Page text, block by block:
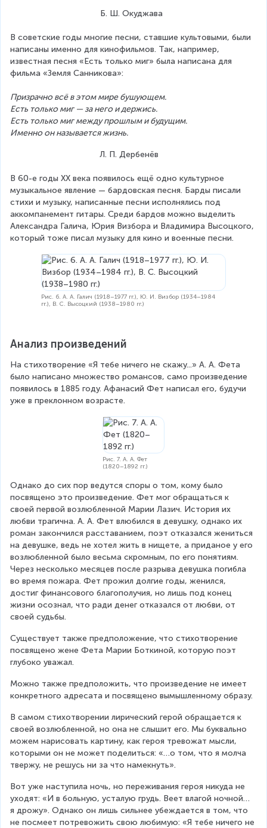
Б. Ш. Окуджава
В советские годы многие песни, ставшие культовыми, были
написаны именно для кинофильмов. Так, например,
известная песня «Есть только миг» была написана для
фильма «Земля Санникова»:
Призрачно всё в этом мире бушующем.
Есть только миг — за него и держись.
Есть только миг между прошлым и будущим.
Именно он называется жизнь.
Л. П. Дербенёв
В 60-е годы ХХ века появилось ещё одно культурное
музыкальное явление — бардовская песня. Барды писали
стихи и музыку, написанные песни исполнялись под
аккомпанемент гитары. Среди бардов можно выделить
Александра Галича, Юрия Визбора и Владимира Высоцкого,
который тоже писал музыку для кино и военные песни.
Рис. 6. А. А. Галич (1918–1977 гг.), Ю. И. Визбор (1934–1984
гг.), В. С. Высоцкий (1938–1980 гг.)
Анализ произведений
На стихотворение «Я тебе ничего не скажу...» А. А. Фета
было написано множество романсов, само произведение
появилось в 1885 году. Афанасий Фет написал его, будучи
уже в преклонном возрасте.
Рис. 7. А. А. Фет
(1820–1892 гг.)
Однако до сих пор ведутся споры о том, кому было
посвящено это произведение. Фет мог обращаться к
своей первой возлюбленной Марии Лазич. История их
любви трагична. А. А. Фет влюбился в девушку, однако их
роман закончился расставанием, поэт отказался жениться
на девушке, ведь не хотел жить в нищете, а приданое у его
возлюбленной было весьма скромным, по его понятиям.
Через несколько месяцев после разрыва девушка погибла
во время пожара. Фет прожил долгие годы, женился,
достиг финансового благополучия, но лишь под конец
жизни осознал, что ради денег отказался от любви, от
своей судьбы.
Существует также предположение, что стихотворение
посвящено жене Фета Марии Боткиной, которую поэт
глубоко уважал.
Можно также предположить, что произведение не имеет
конкретного адресата и посвящено вымышленному образу.
В самом стихотворении лирический герой обращается к
своей возлюбленной, но она не слышит его. Мы буквально
можем нарисовать картину, как героя тревожат мысли,
которыми он не может поделиться: «…о том, что я молча
твержу, не решусь ни за что намекнуть».
Вот уже наступила ночь, но переживания героя никуда не
уходят: «И в больную, усталую грудь. Веет влагой ночной…
я дрожу». Однако он лишь сильнее убеждается в том, что
не посмеет потревожить свою любимую: «Я тебе ничего не